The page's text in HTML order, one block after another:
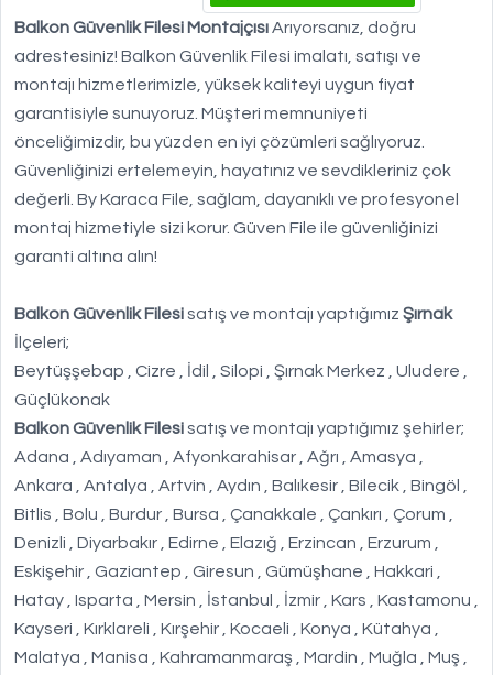
Balkon Güvenlik Filesi MontajçısıArıyorsanız, doğru
adrestesiniz! Balkon Güvenlik Filesi imalatı, satışı ve
montajı hizmetlerimizle, yüksek kaliteyi uygun fiyat
garantisiyle sunuyoruz. Müşteri memnuniyeti
önceliğimizdir, bu yüzden en iyi çözümleri sağlıyoruz.
Güvenliğinizi ertelemeyin, hayatınız ve sevdikleriniz çok
değerli. By Karaca File, sağlam, dayanıklı ve profesyonel
montaj hizmetiyle sizi korur. Güven File ile güvenliğinizi
garanti altına alın!
Balkon Güvenlik Filesisatış ve montajı yaptığımız Şırnak
İlçeleri;
Beytüşşebap , Cizre , İdil , Silopi , Şırnak Merkez , Uludere ,
Güçlükonak
Balkon Güvenlik Filesisatış ve montajı yaptığımız şehirler;
Adana , Adıyaman , Afyonkarahisar , Ağrı , Amasya ,
Ankara , Antalya , Artvin , Aydın , Balıkesir , Bilecik , Bingöl ,
Bitlis , Bolu , Burdur , Bursa , Çanakkale , Çankırı , Çorum ,
Denizli , Diyarbakır , Edirne , Elazığ , Erzincan , Erzurum ,
Eskişehir , Gaziantep , Giresun , Gümüşhane , Hakkari ,
Hatay , Isparta , Mersin , İstanbul , İzmir , Kars , Kastamonu ,
Kayseri , Kırklareli , Kırşehir , Kocaeli , Konya , Kütahya ,
Malatya , Manisa , Kahramanmaraş , Mardin , Muğla , Muş ,